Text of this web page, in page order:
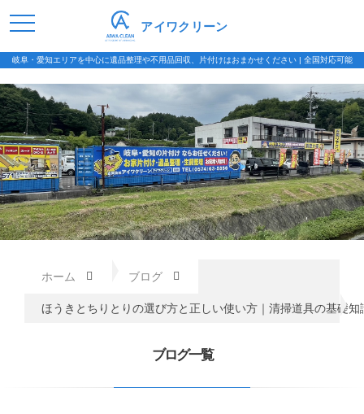
岐阜・愛知エリアを中心に遺品整理や不用品回収、片付けはおまかせください | 全国対応可能
アイワクリーン
ホーム ブログ
ほうきとちりとりの選び方と正しい使い方｜清掃道具の基礎知
ブログ一覧